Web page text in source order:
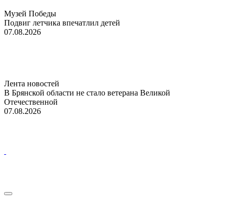
Музей Победы
Подвиг летчика впечатлил детей
07.08.2026
Лента новостей
В Брянской области не стало ветерана Великой
Отечественной
07.08.2026